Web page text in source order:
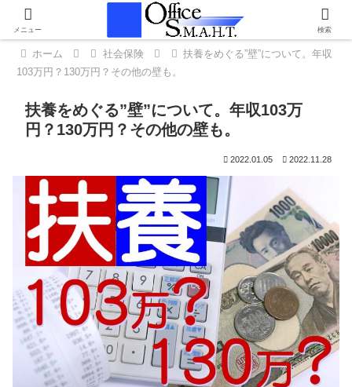
ホーム 社会保険
扶養をめぐる”壁”について。年収
103万円？130万円？その他の壁も。
扶養をめぐる”壁”について。年収103万
円？130万円？その他の壁も。
2022.01.05 2022.11.28
メニュー 検索